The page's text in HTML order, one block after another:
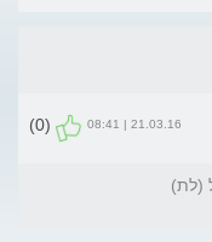
21.03.16 | 08:41
(0)
(לת)